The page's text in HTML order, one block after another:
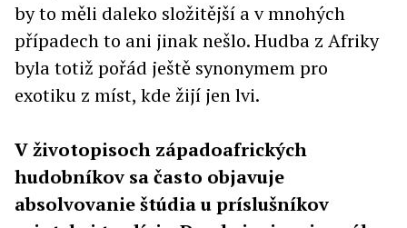
by to měli daleko složitější a v mnohých
případech to ani jinak nešlo. Hudba z Afriky
byla totiž pořád ještě synonymem pro
exotiku z míst, kde žijí jen lvi.
V životopisoch západoafrických
hudobníkov sa často objavuje
absolvovanie štúdia u príslušníkov